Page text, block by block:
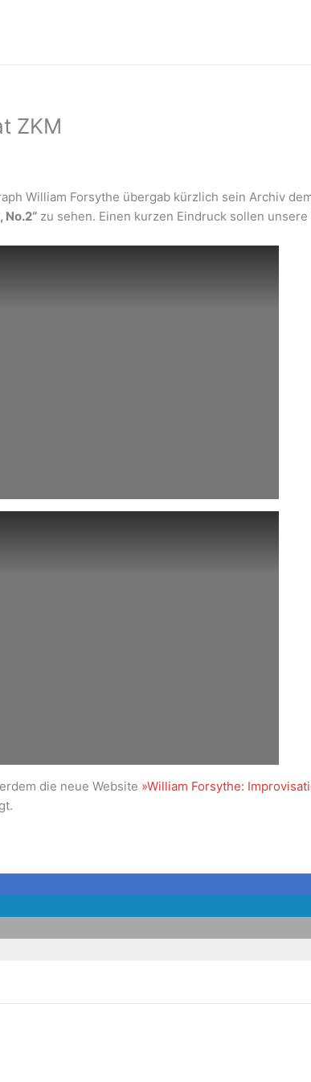
ZKM
William Forsythe übergab kürzlich sein Archiv
No.2“ zu sehen. Einen kurzen Eindruck sollen
die neue Website »William Forsythe: